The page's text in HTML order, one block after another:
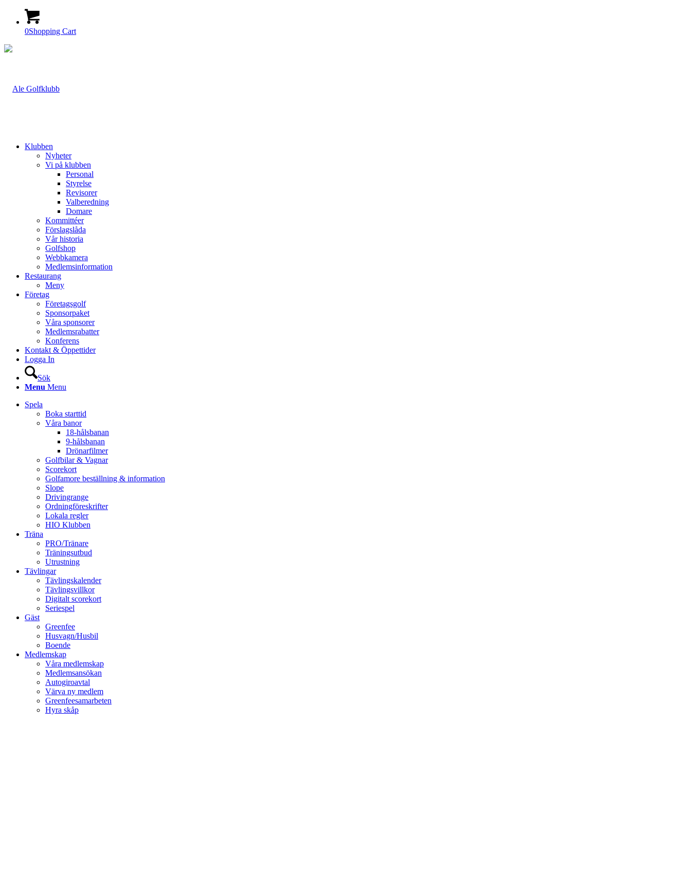
0Shopping Cart
Klubben
Nyheter
Vi på klubben
Personal
Styrelse
Revisorer
Valberedning
Domare
Kommittéer
Förslagslåda
Vår historia
Golfshop
Webbkamera
Medlemsinformation
Restaurang
Meny
Företag
Företagsgolf
Sponsorpaket
Våra sponsorer
Medlemsrabatter
Konferens
Kontakt & Öppettider
Logga In
Sök
Menu Menu
Spela
Boka starttid
Våra banor
18-hålsbanan
9-hålsbanan
Drönarfilmer
Golfbilar & Vagnar
Scorekort
Golfamore beställning & information
Slope
Drivingrange
Ordningföreskrifter
Lokala regler
HIO Klubben
Träna
PRO/Tränare
Träningsutbud
Utrustning
Tävlingar
Tävlingskalender
Tävlingsvillkor
Digitalt scorekort
Seriespel
Gäst
Greenfee
Husvagn/Husbil
Boende
Medlemskap
Våra medlemskap
Medlemsansökan
Autogiroavtal
Värva ny medlem
Greenfeesamarbeten
Hyra skåp